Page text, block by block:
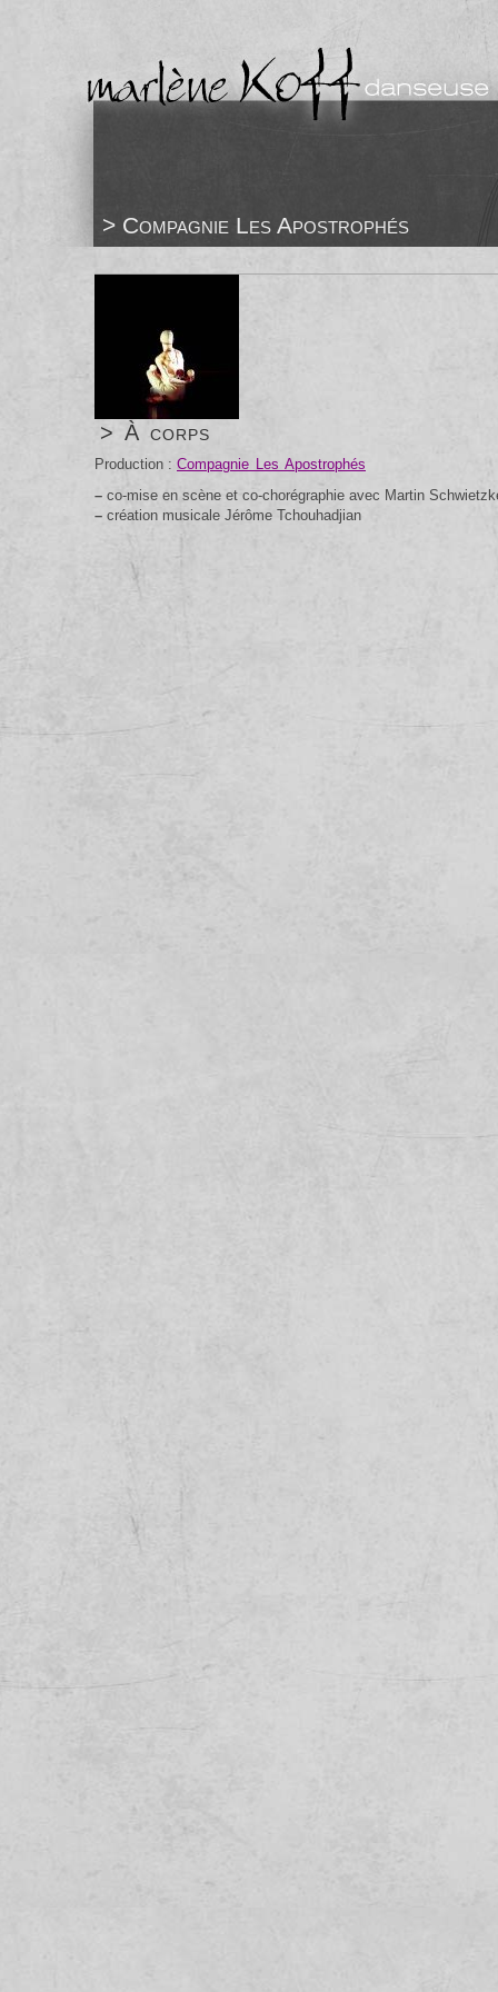
> Compagnie Les Apostrophés
> À corps
Production : Compagnie Les Apostrophés
– co-mise en scène et co-chorégraphie avec Martin
– création musicale Jérôme Tchouhadjian